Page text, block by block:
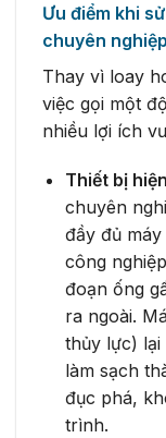
Ưu điểm khi
chuyên nghiệp
Thay vì loay
việc gọi một
nhiều lợi ích
Thiết bị
chuyên
đầy đủ
công
đoạn ống
ra ngoài.
thủy lực) lại
làm sạch
đục phá,
trình.